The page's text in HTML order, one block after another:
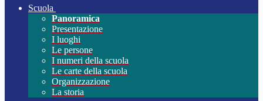
Scuola
Panoramica
Presentazione
I luoghi
Le persone
I numeri della scuola
Le carte della scuola
Organizzazione
La storia